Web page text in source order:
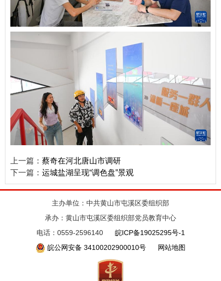
上一篇： 蔡奇在河北唐山市调研
下一篇： 运城盐湖呈现“调色盘”景观
主办单位：中共黄山市屯溪区委组织部
承办：黄山市屯溪区委组织部党员教育中心
电话：0559-2596140
皖ICP备19025295号-1
皖公网安备 34100202900010号
网站地图